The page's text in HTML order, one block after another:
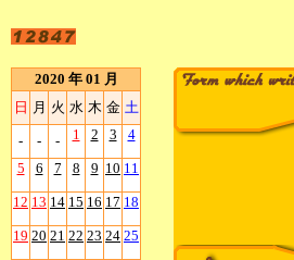
2020 年 01 月
日 月 火 水 木 金 土
- - - 1 2 3 4
5 6 7 8 9 10 11
12 13 14 15 16 17 18
19 20 21 22 23 24 25